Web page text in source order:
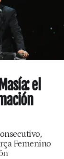
el
Femenino